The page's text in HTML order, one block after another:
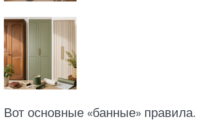
Вот основные «банные» правила.